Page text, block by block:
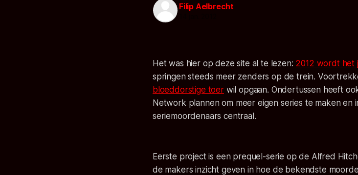
Filip Aelbrecht
Het was hier op deze site al te lezen: 2012 wordt het
springen steeds meer zenders op de trein.
bloeddorstige toerwil opgaan. Ondertussen heeft
Network plannen om meer eigen series te maken
seriemoordenaars centraal.
Eerste project is een prequel-serie op de Alfred
de makers inzicht geven in hoe de bekendste